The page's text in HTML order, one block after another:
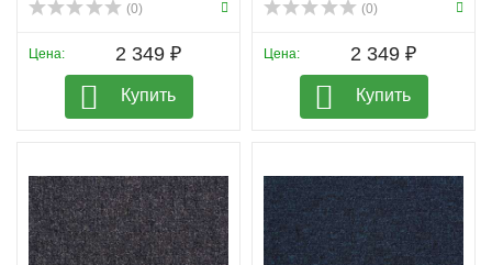
(0)
Цена: 2 349 ₽
Купить
(0)
Цена: 2 349 ₽
Купить